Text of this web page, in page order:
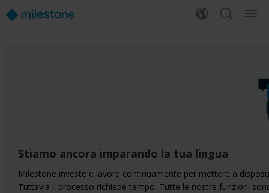
Stiamo ancora imparando la tua lingua
Milestone investe e lavora continuamente per mettere a
Tuttavia il processo richiede tempo. Tutte le nostre funzioni